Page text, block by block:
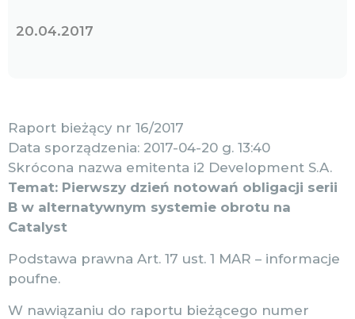
20.04.2017
Raport bieżący nr 16/2017
Data sporządzenia: 2017-04-20 g. 13:40
Skrócona nazwa emitenta i2 Development S.A.
Temat: Pierwszy dzień notowań obligacji serii
B w alternatywnym systemie obrotu na
Catalyst
Podstawa prawna Art. 17 ust. 1 MAR – informacje
poufne.
W nawiązaniu do raportu bieżącego numer